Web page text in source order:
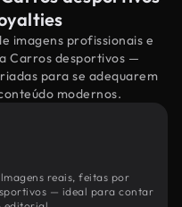
imagens profissionais e
Carros desportivos —
para se adequarem
modernos.
reais, feitas por
— ideal para contar